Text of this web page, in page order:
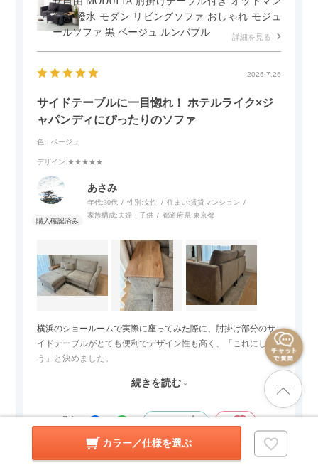
カラー／仕様を選ぶ
付き 撥水 モダン リビングソファ おしゃれ モジュ
ールソファ 黒 ベージュ ルンバブル
詳細を見る
2026.7.26
サイドテーブルに一目惚れ！ ホテルライク×ジ
ャパンディにぴったりのソファ
色：ベージュ
デザイン:★★★★★
あさみ
年代:30代 性別:女性 住まい:賃貸マンション
家族構成:夫婦・子供 都道府県:東京都
横浜のショールームで実際に座ってみた際に、肘掛け部分のサ
イドテーブルがとても便利でデザイン性も高く、「これにしよ
う」と決めました。
サイズは2.5人掛けですが、幅184cmとコンパクトなので圧迫感
がなく、わが家にはちょうど良いサイズ感でした。200cmのラ
グとのバランスもぴったりで、リビング全体がすっきり見えま
黒いスチール脚のおかげで抜け感があり、見た目が重たくなら
続きを読む